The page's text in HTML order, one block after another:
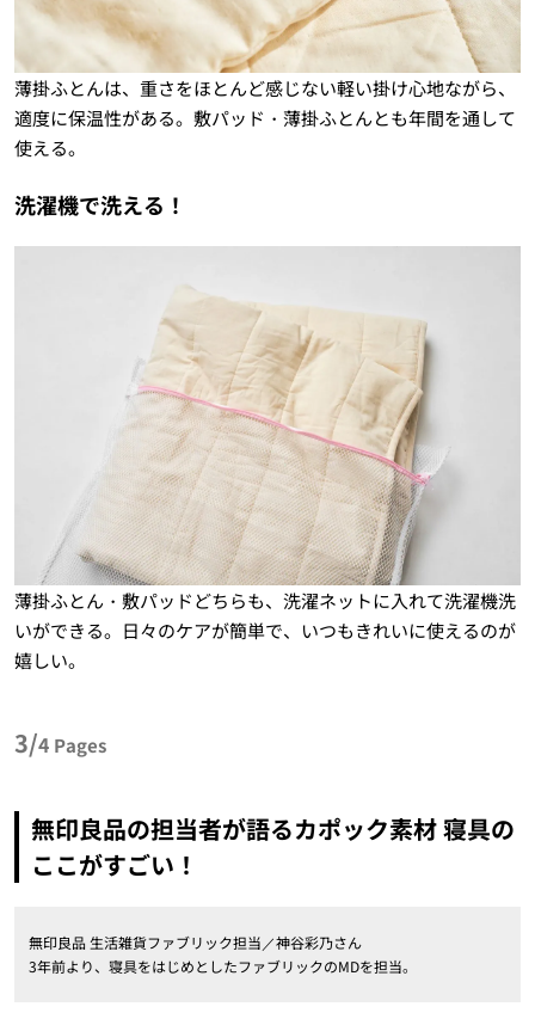
薄掛ふとんは、重さをほとんど感じない軽い掛け心地ながら、
適度に保温性がある。敷パッド・薄掛ふとんとも年間を通して
使える。
洗濯機で洗える！
薄掛ふとん・敷パッドどちらも、洗濯ネットに入れて洗濯機洗
いができる。日々のケアが簡単で、いつもきれいに使えるのが
嬉しい。
3/4 Pages
無印良品の担当者が語るカポック素材 寝具の
ここがすごい！
無印良品 生活雑貨ファブリック担当／神谷彩乃さん
3年前より、寝具をはじめとしたファブリックのMDを担当。